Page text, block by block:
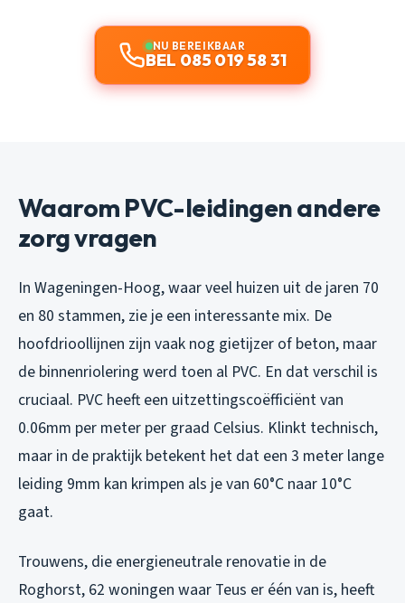
NU BEREIKBAAR
BEL 085 019 58 31
Waarom PVC-leidingen andere
zorg vragen
In Wageningen-Hoog, waar veel huizen uit de jaren 70
en 80 stammen, zie je een interessante mix. De
hoofdrioollijnen zijn vaak nog gietijzer of beton, maar
de binnenriolering werd toen al PVC. En dat verschil is
cruciaal. PVC heeft een uitzettingscoëfficiënt van
0.06mm per meter per graad Celsius. Klinkt technisch,
maar in de praktijk betekent het dat een 3 meter lange
leiding 9mm kan krimpen als je van 60°C naar 10°C
gaat.
Trouwens, die energieneutrale renovatie in de
Roghorst, 62 woningen waar Teus er één van is, heeft